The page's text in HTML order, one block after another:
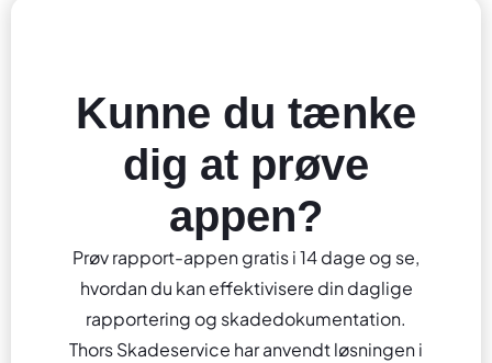
Kunne du tænke
dig at prøve
appen?
Prøv rapport-appen gratis i 14 dage og se,
hvordan du kan effektivisere din daglige
rapportering og skadedokumentation.
Thors Skadeservice har anvendt løsningen i